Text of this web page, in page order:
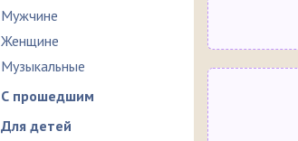
Мужчине
Женщине
Музыкальные
С прошедшим
Для детей